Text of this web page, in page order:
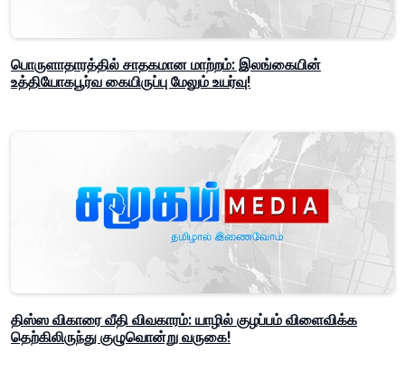
பொருளாதாரத்தில் சாதகமான மாற்றம்: இலங்கையின்
உத்தியோகபூர்வ கையிருப்பு மேலும் உயர்வு!
திஸ்ஸ விகாரை வீதி விவகாரம்: யாழில் குழப்பம் விளைவிக்க
தெற்கிலிருந்து குழுவொன்று வருகை!